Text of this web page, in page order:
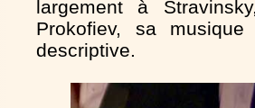
largement à
Prokofiev, sa
descriptive.